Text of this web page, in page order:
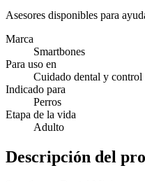
Asesores disponibles para
Marca
Smartbones
Para uso en
Cuidado dental y control
Indicado para
Perros
Etapa de la vida
Adulto
Descripción del